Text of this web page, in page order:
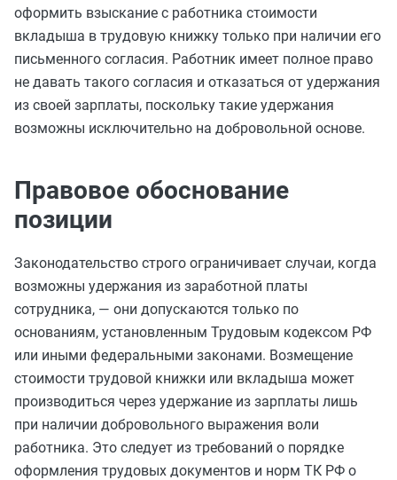
оформить взыскание с работника стоимости
вкладыша в трудовую книжку только при наличии его
письменного согласия. Работник имеет полное право
не давать такого согласия и отказаться от удержания
из своей зарплаты, поскольку такие удержания
возможны исключительно на добровольной основе.
Правовое обоснование
позиции
Законодательство строго ограничивает случаи, когда
возможны удержания из заработной платы
сотрудника, — они допускаются только по
основаниям, установленным Трудовым кодексом РФ
или иными федеральными законами. Возмещение
стоимости трудовой книжки или вкладыша может
производиться через удержание из зарплаты лишь
при наличии добровольного выражения воли
работника. Это следует из требований о порядке
оформления трудовых документов и норм ТК РФ о